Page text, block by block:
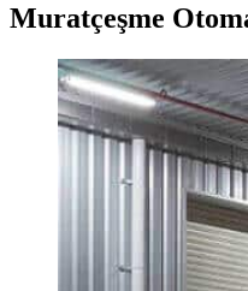
Muratçeşme